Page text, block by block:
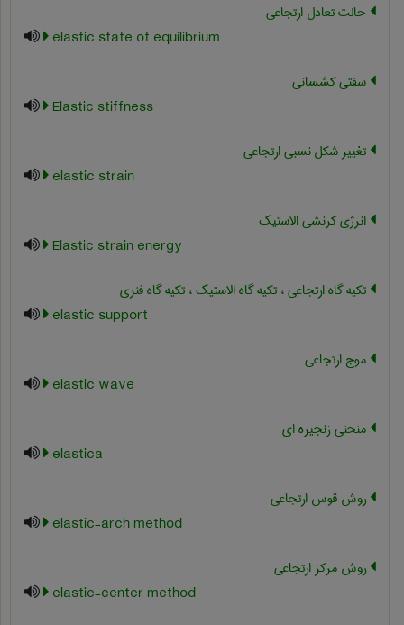
حالت تعادل ارتجاعی
elastic state of equilibrium
سفتی کشسانی
Elastic stiffness
تغییر شکل نسبی ارتجاعی
elastic strain
انرژی کرنشی الاستیک
Elastic strain energy
تکیه گاه ارتجاعی ، تکیه گاه الاستیک ، تکیه گاه فنری
elastic support
موج ارتجاعی
elastic wave
منحنی زنجیره ای
elastica
روش قوس ارتجاعی
elastic-arch method
روش مرکز ارتجاعی
elastic-center method